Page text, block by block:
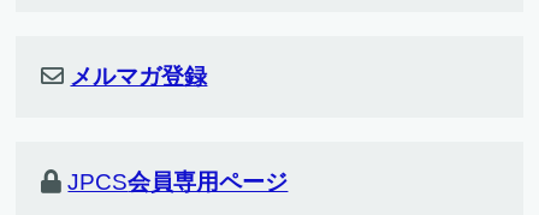
メルマガ登録
JPCS会員専用ページ